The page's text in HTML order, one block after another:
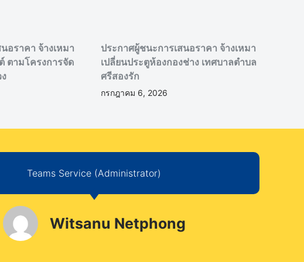
อราคา จ้างเหมา
ตามโครงการจัด
ประกาศผู้ชนะการเสนอราคา จ้างเหมา
เปลี่ยนประตูห้องกองช่าง เทศบาลตำบล
ศรีสองรัก
กรกฎาคม 6, 2026
Teams Service (Administrator)
Witsanu Netphong